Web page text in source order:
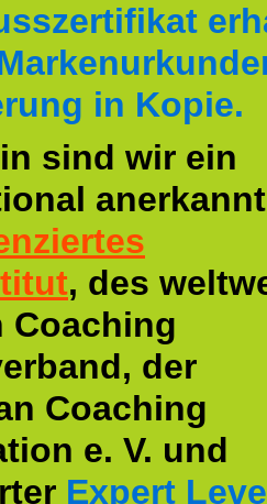
in Kopie.
sind wir ein
, des
Coaching
der
Coaching
e. V. und
Expert